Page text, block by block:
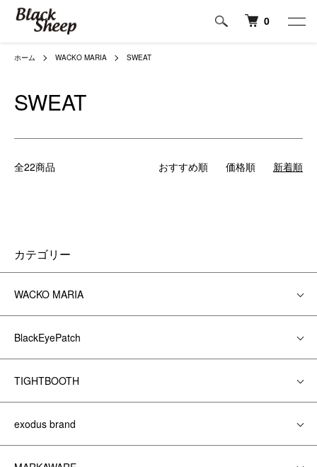
0
ホーム WACKO MARIA SWEAT
SWEAT
全22商品 おすすめ順 価格順 新着順
カテゴリー
WACKO MARIA
BlackEyePatch
TIGHTBOOTH
exodus brand